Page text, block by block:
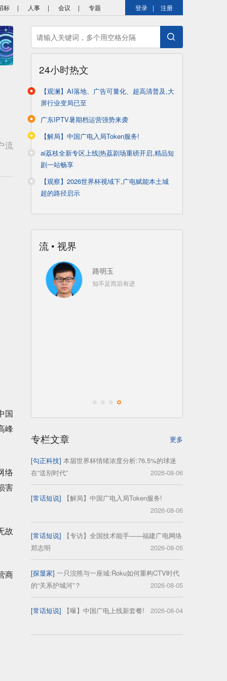
标 | 人事 | 会议 | 专题 登录 | 注册
流
国
峰
络
害
故
商
24小时热文
【观澜】AI落地、广告可量化、超高清普及,大
屏行业变局已至
广东IPTV暑期档运营强势来袭
【解局】中国广电入局Token服务!
ai荔枝全新专区上线|热荔剧场重磅开启,精品短
剧一站畅享
【观察】2026世界杯视域下,广电赋能本土城
超的路径启示
流 • 视界
路明玉
知不足而后有进
专栏文章 更多
[勾正科技] 本届世界杯情绪浓度分析:76.5%的球迷
在“送别时代”
2026-08-06
[常话短说]
【解局】中国广电入局Token服务!
2026-08-06
[常话短说]
【专访】全国技术能手——福建广电网络
郑志明
2026-08-05
[探显家] 一只浣熊与一座城:Roku如何重构CTV时代
的“关系护城河”？
2026-08-05
[常话短说] 【曝】中国广电上线新套餐! 2026-08-04